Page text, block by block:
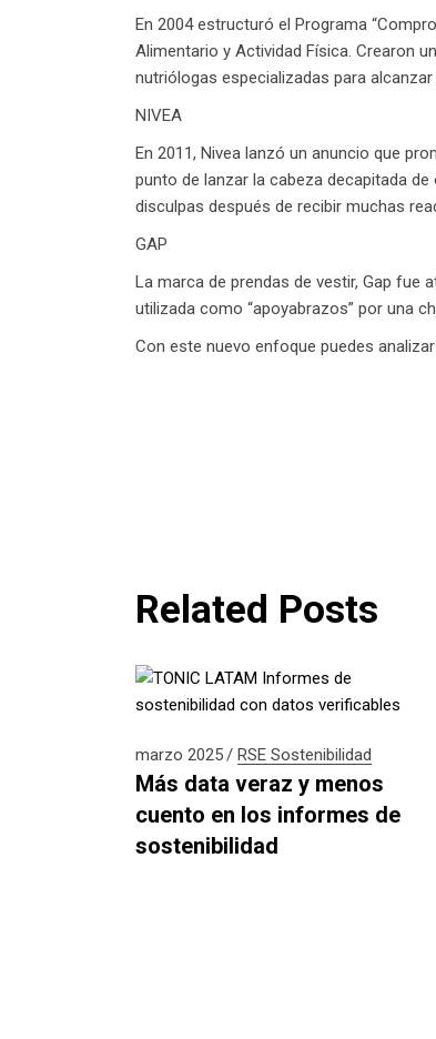
En 2004 estructuró el Programa
Alimentario y Actividad Física. Crearon
nutriólogas especializadas para
NIVEA
En 2011, Nivea lanzó un anuncio que
punto de lanzar la cabeza decapitada
disculpas después de recibir muchas
GAP
La marca de prendas de vestir, Gap fue
utilizada como “apoyabrazos” por una
Con este nuevo enfoque puedes
Related Posts
marzo 2025 RSE Sostenibilidad
Más data veraz y menos
cuento en los informes de
sostenibilidad